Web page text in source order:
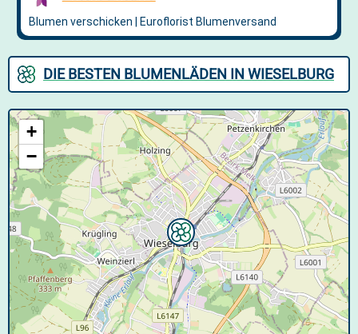
DIE BESTEN BLUMENLÄDEN IN WIESELBURG
+
−